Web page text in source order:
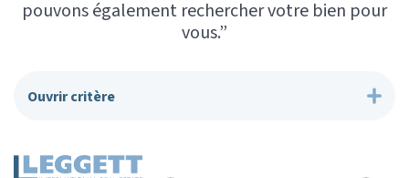
pouvons également rechercher votre bien pour
vous.”
Ouvrir critère